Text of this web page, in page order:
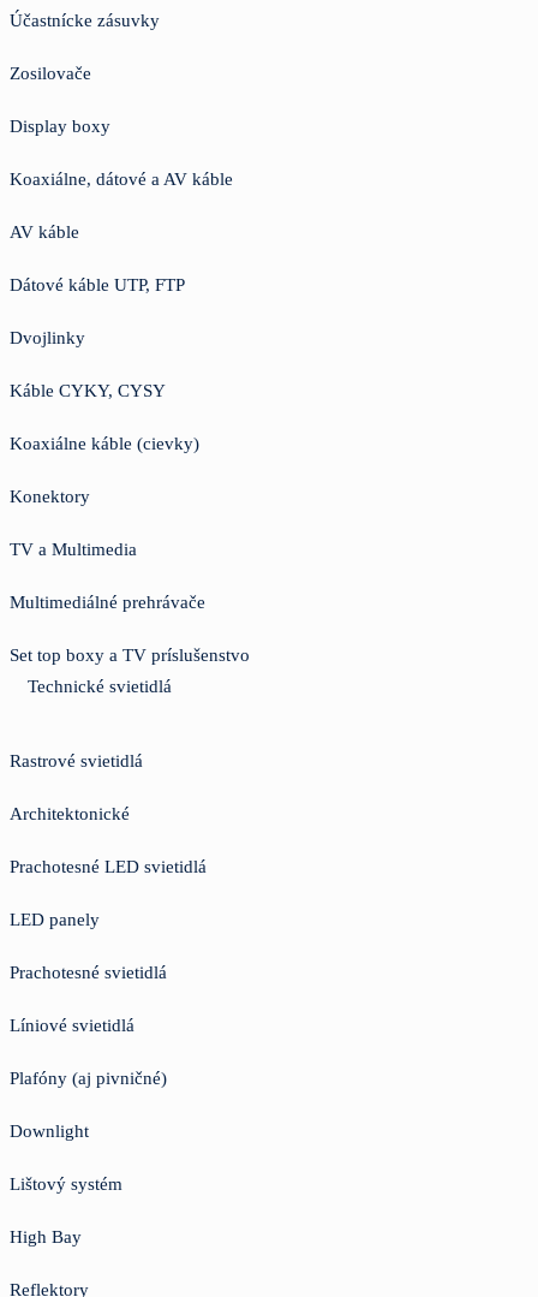
Účastnícke zásuvky
Zosilovače
Display boxy
Koaxiálne, dátové a AV káble
AV káble
Dátové káble UTP, FTP
Dvojlinky
Káble CYKY, CYSY
Koaxiálne káble (cievky)
Konektory
TV a Multimedia
Multimediálné prehrávače
Set top boxy a TV príslušenstvo
Technické svietidlá
Rastrové svietidlá
Architektonické
Prachotesné LED svietidlá
LED panely
Prachotesné svietidlá
Líniové svietidlá
Plafóny (aj pivničné)
Downlight
Lištový systém
High Bay
Reflektory